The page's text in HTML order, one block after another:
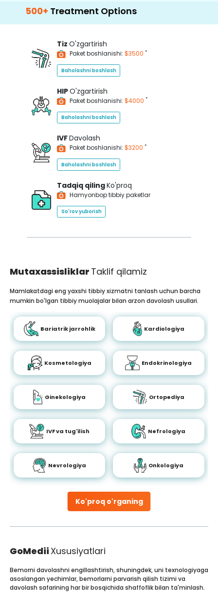
Treatment Options
Tiz O'zgartirish
Paket boshlanishi: $3500 *
Baholashni boshlash
HIPO'zgartirish
Paket boshlanishi: $4000 *
Baholashni boshlash
IVFDavolash
Paket boshlanishi: $3200 *
Baholashni boshlash
Tadqiq qilingKo'proq
Hamyonbop tibbiy paketlar
So'rov yuborish
Mutaxassisliklar Taklif qilamiz
Ko'proq o'rganing
Mamlakatdagi eng yaxshi tibbiy xizmatni tanlash uchun barcha
mumkin bo'lgan tibbiy muolajalar bilan arzon davolash usullari.
Bariatrik jarrohlik Kardiologiya
Kosmetologiya Endokrinologiya
Ginekologiya Ortopediya
IVF va tug'ilish Nefrologiya
Nevrologiya Onkologiya
GoMedii Xususiyatlari
Bemorni davolashni engillashtirish, shuningdek, uni texnologiyaga
asoslangan yechimlar, bemorlarni parvarish qilish tizimi va
davolash safarining har bir bosqichida shaffoflik bilan ta'minlash.